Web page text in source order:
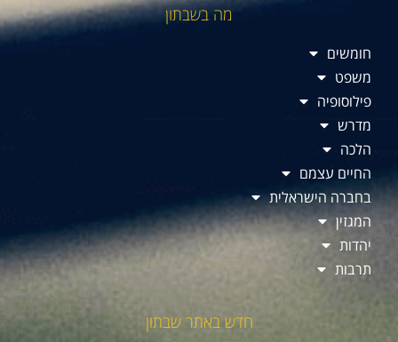
מה בשבתון
חומשים
משפט
פילוסופיה
מדרש
הלכה
החיים עצמם
בחברה הישראלית
המגזין
יהדות
תרבות
חדש באתר שבתון